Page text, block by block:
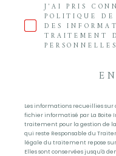
J'AI PRIS
POLITIQUE
DES
TRAITEMENT
Les informations recueillies
fichier informatisé par La
traitement pour la gestion de
qui reste Responsable du
légale du traitement repose
Elles sont conservées jusqu'à